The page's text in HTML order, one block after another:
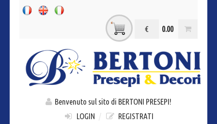
0.00
€
Benvenuto sul sito di BERTONI PRESEPI!
LOGIN / REGISTRATI